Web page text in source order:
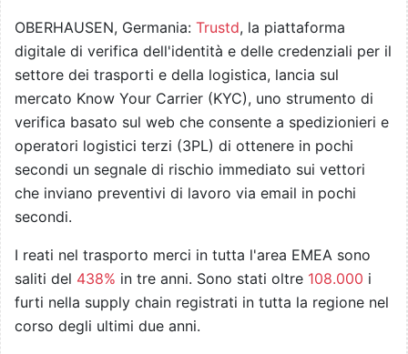
OBERHAUSEN, Germania: Trustd, la piattaforma
digitale di verifica dell'identità e delle credenziali per il
settore dei trasporti e della logistica, lancia sul
mercato Know Your Carrier (KYC), uno strumento di
verifica basato sul web che consente a spedizionieri e
operatori logistici terzi (3PL) di ottenere in pochi
secondi un segnale di rischio immediato sui vettori
che inviano preventivi di lavoro via email in pochi
secondi.
I reati nel trasporto merci in tutta l'area EMEA sono
saliti del 438% in tre anni. Sono stati oltre 108.000 i
furti nella supply chain registrati in tutta la regione nel
corso degli ultimi due anni.